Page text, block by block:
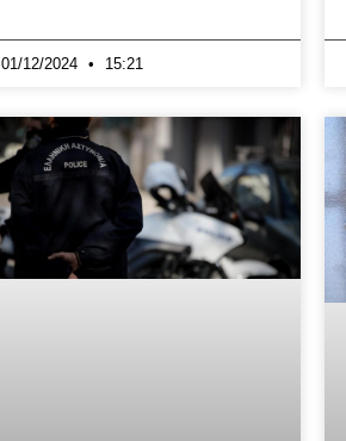
01/12/2024 15:21